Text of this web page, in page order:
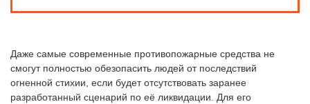
Даже самые современные противопожарные средства не
смогут полностью обезопасить людей от последствий
огненной стихии, если будет отсутствовать заранее
разработанный сценарий по её ликвидации. Для его